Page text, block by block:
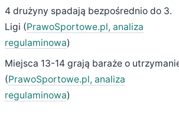
4 drużyny spadają bezpośrednio do 3.
Ligi (PrawoSportowe.pl, analiza
regulaminowa)
Miejsca 13-14 grają baraże o
(PrawoSportowe.pl, analiza
regulaminowa)